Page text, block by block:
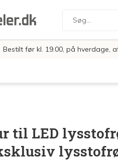
Bestilt før kl. 19.00, på hverdage,
til LED